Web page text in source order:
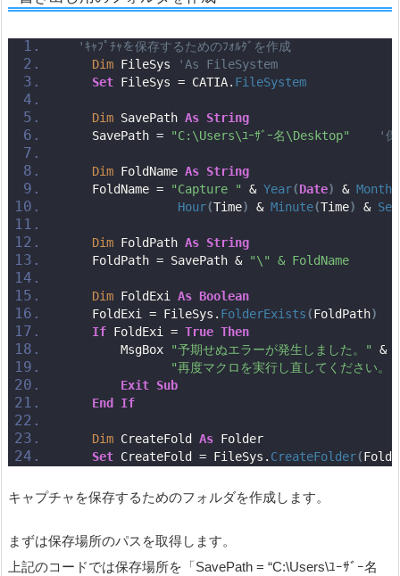
'ｷｬﾌﾟﾁｬを保存するためのﾌｫﾙﾀﾞを作成
Dim FileSys
'As FileSystem
Set FileSys = CATIA. FileSystem
Dim SavePath As String
    SavePath =
"C:\Users\ﾕｰｻﾞｰ名\Desktop" '保
Dim FoldName As String
    FoldName =
"Capture " & Year(Date) & Month
Hour(Time) & Minute(Time) &
Dim FoldPath As String
    FoldPath = SavePath &
"\" & FoldName
Dim FoldExi As Boolean
    FoldExi = FileSys.
FolderExists(FoldPath)
If FoldExi = True Then
        MsgBox
"予期せぬエラーが発生しました。"
&
"再度マクロを実行し直してください。"
Exit Sub
End
If
Dim CreateFold As Folder
Set CreateFold = FileSys. CreateFolder(
キャプチャを保存するためのフォルダを作成します。
まずは保存場所のパスを取得します。
上記のコードでは保存場所を「SavePath = “C:\Users\ﾕｰｻﾞｰ名